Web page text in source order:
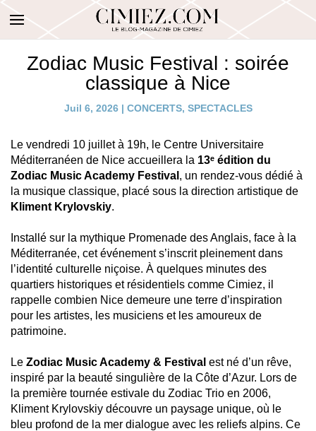
Zodiac Music Festival : soirée
classique à Nice
Juil 6, 2026| CONCERTS, SPECTACLES
Le vendredi 10 juillet à 19h, le Centre Universitaire
Méditerranéen de Nice accueillera la 13ᵉ édition du
Zodiac Music Academy Festival , un rendez-vous dédié à
la musique classique, placé sous la direction artistique de
Kliment Krylovskiy.
Installé sur la mythique Promenade des Anglais, face à la
Méditerranée, cet événement s’inscrit pleinement dans
l’identité culturelle niçoise. À quelques minutes des
quartiers historiques et résidentiels comme Cimiez, il
rappelle combien Nice demeure une terre d’inspiration
pour les artistes, les musiciens et les amoureux de
patrimoine.
Le Zodiac Music Academy & Festival est né d’un rêve,
inspiré par la beauté singulière de la Côte d’Azur. Lors de
la première tournée estivale du Zodiac Trio en 2006,
Kliment Krylovskiy découvre un paysage unique, où le
bleu profond de la mer dialogue avec les reliefs alpins. Ce